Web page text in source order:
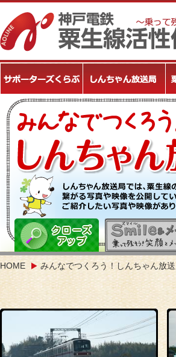
HOME みんなでつくろう！しんちゃん放